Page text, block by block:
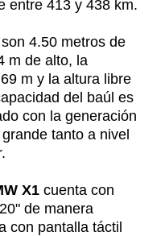
entre 413 y 438 km.
son 4.50 metros de
m de alto, la
m y la altura libre
del baúl es
con la generación
tanto a nivel
X1 cuenta con
de manera
con pantalla táctil